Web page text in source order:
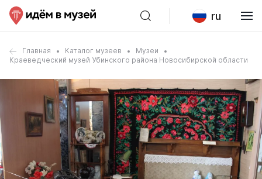
ru
Главная Каталог музеев
Музеи
Краеведческий музей Убинского района Новосибирской области